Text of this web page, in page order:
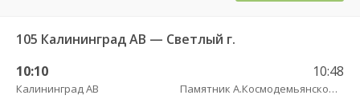
105 Калининград АВ — Светлый г.
10:10
Калининград АВ
10:48
Памятник А.Космодемьянскому(Балтийское шоссе) трасса